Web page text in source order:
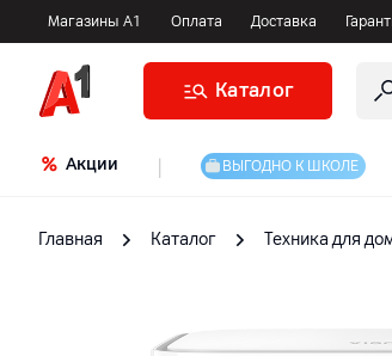
Магазины А1 Оплата Доставка
Каталог
Акции ВЫГОДНО К ШКОЛЕ
Главная Каталог Техника для